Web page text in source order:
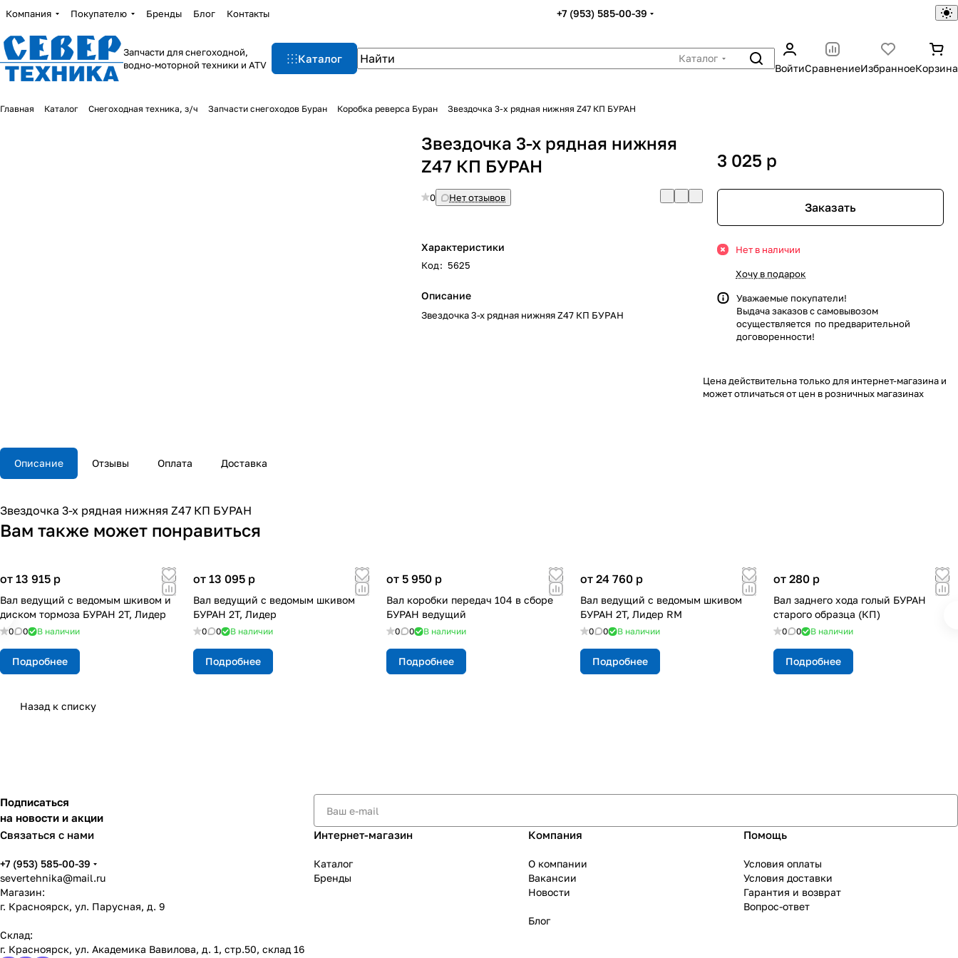
Компания Покупателю Бренды Блог Контакты +7 (953) 585-00-39
Запчасти для снегоходной,
водно-моторной техники и ATV
Каталог
Каталог
ВойтиСравнениеИзбранноеКорзина
Главная Каталог Снегоходная техника, з/ч Запчасти снегоходов Буран Коробка реверса Буран Звездочка 3-х рядная нижняя Z47 КП БУРАН
Звездочка 3-х рядная нижняя
Z47 КП БУРАН
0 Нет отзывов
Характеристики
Код: 5625
Описание
Звездочка 3-х рядная нижняя Z47 КП БУРАН
3 025 p
Заказать
Нет в наличии
Хочу в подарок
Уважаемые покупатели!
Выдача заказов с самовывозом
осуществляется по предварительной
договоренности!
Цена действительна только для интернет-магазина и
может отличаться от цен в розничных магазинах
Описание Отзывы Оплата Доставка
Звездочка 3-х рядная нижняя Z47 КП БУРАН
Вам также может понравиться
от 13 915 p
Вал ведущий с ведомым шкивом и
диском тормоза БУРАН 2Т, Лидер
0 0 В наличии
Подробнее
от 13 095 p
Вал ведущий с ведомым шкивом
БУРАН 2Т, Лидер
0 0 В наличии
Подробнее
от 5 950 p
Вал коробки передач 104 в сборе
БУРАН ведущий
0 0 В наличии
Подробнее
от 24 760 p
Вал ведущий с ведомым шкивом
БУРАН 2Т, Лидер RM
0 0 В наличии
Подробнее
от 280 p
Вал заднего хода голый БУРАН
старого образца (КП)
0 0 В наличии
Подробнее
Назад к списку
Подписаться
на новости и акции
Связаться с нами
+7 (953) 585-00-39
severtehnika@mail.ru
Магазин:
г. Красноярск, ул. Парусная, д. 9
Склад:
г. Красноярск, ул. Академика Вавилова, д. 1, стр.50, склад 16
Интернет-магазин
Каталог
Бренды
Компания
О компании
Вакансии
Новости
Блог
Помощь
Условия оплаты
Условия доставки
Гарантия и возврат
Вопрос-ответ